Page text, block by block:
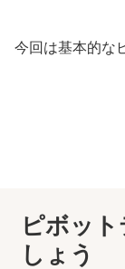
今回は基本的な
ピボッ
しょう